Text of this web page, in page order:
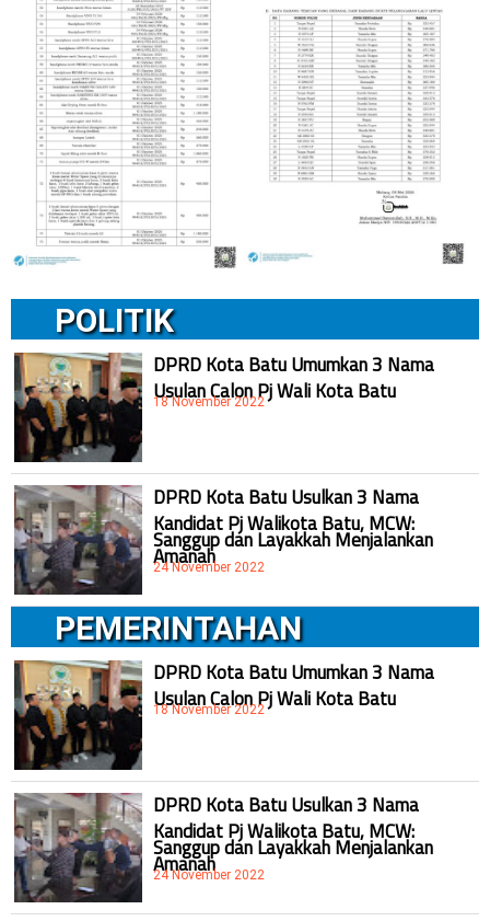
POLITIK
DPRD Kota Batu Umumkan 3 Nama
Usulan Calon Pj Wali Kota Batu
18 November 2022
DPRD Kota Batu Usulkan 3 Nama
Kandidat Pj Walikota Batu, MCW:
Sanggup dan Layakkah Menjalankan
Amanah
24 November 2022
PEMERINTAHAN
DPRD Kota Batu Umumkan 3 Nama
Usulan Calon Pj Wali Kota Batu
18 November 2022
DPRD Kota Batu Usulkan 3 Nama
Kandidat Pj Walikota Batu, MCW:
Sanggup dan Layakkah Menjalankan
Amanah
24 November 2022